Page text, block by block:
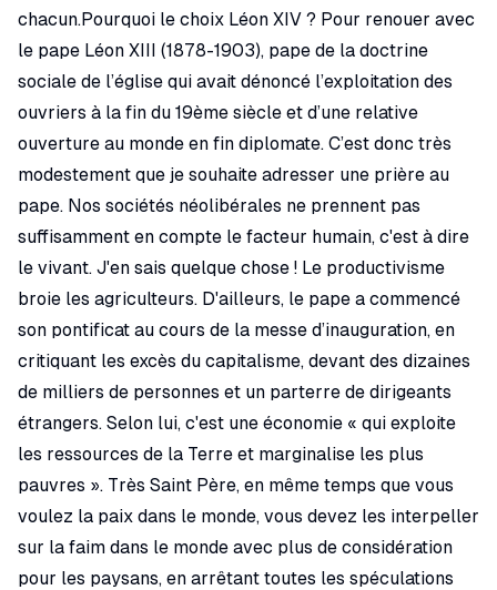
chacun.Pourquoi le choix Léon XIV ? Pour renouer avec
le pape Léon XIII (1878-1903), pape de la doctrine
sociale de l’église qui avait dénoncé l’exploitation des
ouvriers à la fin du 19ème siècle et d’une relative
ouverture au monde en fin diplomate. C’est donc très
modestement que je souhaite adresser une prière au
pape. Nos sociétés néolibérales ne prennent pas
suffisamment en compte le facteur humain, c'est à dire
le vivant. J'en sais quelque chose ! Le productivisme
broie les agriculteurs. D'ailleurs, le pape a commencé
son pontificat au cours de la messe d’inauguration, en
critiquant les excès du capitalisme, devant des dizaines
de milliers de personnes et un parterre de dirigeants
étrangers. Selon lui, c'est une économie « qui exploite
les ressources de la Terre et marginalise les plus
pauvres ». Très Saint Père, en même temps que vous
voulez la paix dans le monde, vous devez les interpeller
sur la faim dans le monde avec plus de considération
pour les paysans, en arrêtant toutes les spéculations